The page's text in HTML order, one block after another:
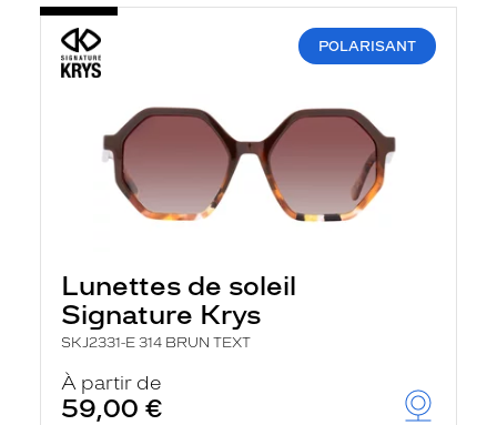
POLARISANT
Lunettes de soleil
Signature Krys
SKJ2331-E 314 BRUN TEXT
À partir de
59,00 €